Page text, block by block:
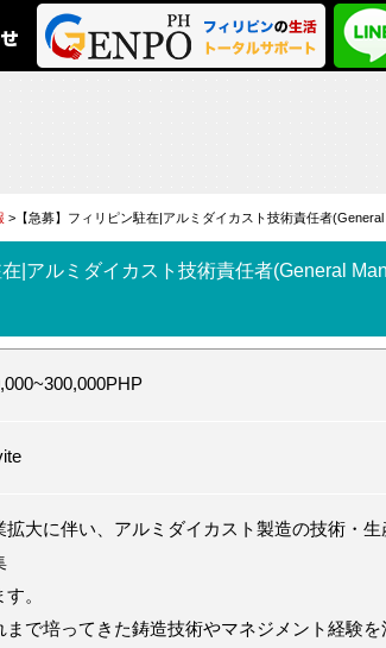
>【急募】フィリピン駐在|アルミダイカスト技術責任者
在|アルミダイカスト技術責任者(General
拡大に伴い、アルミダイカスト製造の技術・
す。
まで培ってきた鋳造技術やマネジメント経験